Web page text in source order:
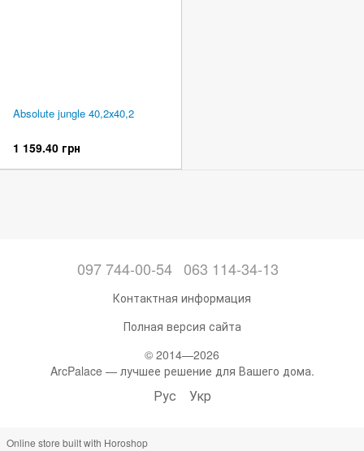
Absolute jungle 40,2х40,2
1 159.40 грн
097 744-00-54 063 114-34-13
Контактная информация
Полная версия сайта
© 2014—2026
ArcPalace — лучшее решение для Вашего дома.
Рус Укр
Online store built with Horoshop